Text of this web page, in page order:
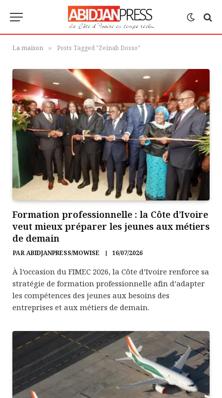
La maison » Posts Tagged "Zeinab Dosso"
Formation professionnelle : la Côte d’Ivoire
veut mieux préparer les jeunes aux métiers
de demain
PARABIDJANPRESS/MOWISE 16/07/2026
À l’occasion du FIMEC 2026, la Côte d’Ivoire renforce sa
stratégie de formation professionnelle afin d’adapter
les compétences des jeunes aux besoins des
entreprises et aux métiers de demain.